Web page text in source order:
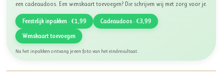
een cadeaudoos. Een wenskaart toevoegen? Die schrijven wij met zorg voor je.
Feestelijk inpakken · €1,99 Cadeaudoos · €3,99
Wenskaart toevoegen
Na het inpakken ontvang je een foto van het eindresultaat.